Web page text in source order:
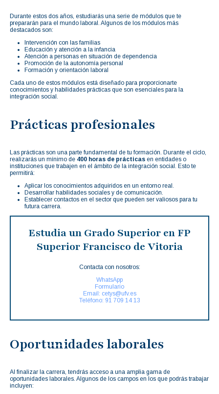
Durante estos dos años, estudiarás una serie de módulos que te
prepararán para el mundo laboral. Algunos de los módulos más
destacados son:
Intervención con las familias
Educación y atención a la infancia
Atención a personas en situación de dependencia
Promoción de la autonomía personal
Formación y orientación laboral
Cada uno de estos módulos está diseñado para proporcionarte
conocimientos y habilidades prácticas que son esenciales para la
integración social.
Prácticas profesionales
Las prácticas son una parte fundamental de tu formación. Durante el ciclo,
realizarás un mínimo de 400 horas de prácticas en entidades o
instituciones que trabajen en el ámbito de la integración social. Esto te
permitirá:
Aplicar los conocimientos adquiridos en un entorno real.
Desarrollar habilidades sociales y de comunicación.
Establecer contactos en el sector que pueden ser valiosos para tu
futura carrera.
Estudia un Grado Superior en FP
Superior Francisco de Vitoria
Contacta con nosotros:
WhatsApp
Formulario
Email: cetys@ufv.es
Teléfono: 91 709 14 13
Oportunidades laborales
Al finalizar la carrera, tendrás acceso a una amplia gama de
oportunidades laborales. Algunos de los campos en los que podrás trabajar
incluyen: